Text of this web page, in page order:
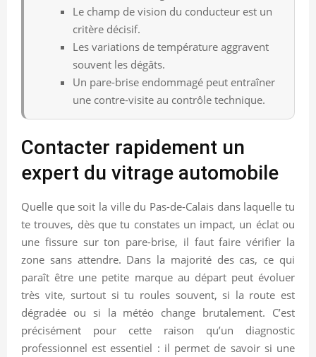
Le champ de vision du conducteur est un
critère décisif.
Les variations de température aggravent
souvent les dégâts.
Un pare-brise endommagé peut entraîner
une contre-visite au contrôle technique.
Contacter rapidement un
expert du vitrage automobile
Quelle que soit la ville du Pas-de-Calais dans laquelle tu
te trouves, dès que tu constates un impact, un éclat ou
une fissure sur ton pare-brise, il faut faire vérifier la
zone sans attendre. Dans la majorité des cas, ce qui
paraît être une petite marque au départ peut évoluer
très vite, surtout si tu roules souvent, si la route est
dégradée ou si la météo change brutalement. C’est
précisément pour cette raison qu’un diagnostic
professionnel est essentiel : il permet de savoir si une